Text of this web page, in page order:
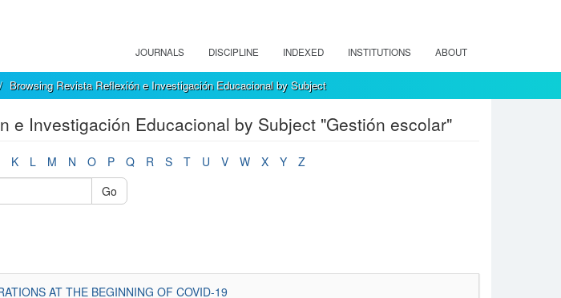
JOURNALS DISCIPLINE INDEXED INSTITUTIONS ABOUT
Browsing Revista Reflexión e Investigación Educacional by Subject
e Investigación Educacional by Subject "Gestión escolar"
K L M N O P Q R S T U V W X Y
Z
Go
AT THE BEGINNING OF COVID-19